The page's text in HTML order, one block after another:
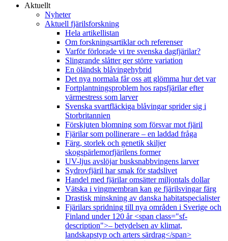
Aktuellt
Nyheter
Aktuell fjärilsforskning
Hela artikellistan
Om forskningsartiklar och referenser
Varför förlorade vi tre svenska dagfjärilar?
Slingrande slåtter ger större variation
En öländsk blåvingehybrid
Det nya normala får oss att glömma hur det var
Fortplantningsproblem hos rapsfjärilar efter
värmestress som larver
Svenska svartfläckiga blåvingar sprider sig i
Storbritannien
Förskjuten blomning som försvar mot fjäril
Fjärilar som pollinerare – en laddad fråga
Färg, storlek och genetik skiljer
skogspärlemorfjärilens former
UV-ljus avslöjar busksnabbvingens larver
Sydrovfjäril har smak för stadslivet
Handel med fjärilar omsätter miljontals dollar
Vätska i vingmembran kan ge fjärilsvingar färg
Drastisk minskning av danska habitatspecialister
Fjärilars spridning till nya områden i Sverige och
Finland under 120 år <span class="sf-
description">– betydelsen av klimat,
landskapstyp och arters särdrag</span>